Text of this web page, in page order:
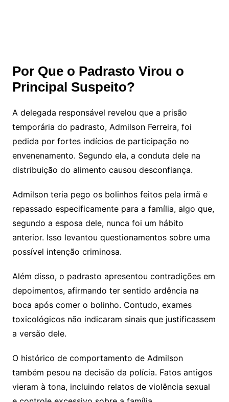
Por Que o Padrasto Virou o
Principal Suspeito?
A delegada responsável revelou que a prisão
temporária do padrasto, Admilson Ferreira, foi
pedida por fortes indícios de participação no
envenenamento. Segundo ela, a conduta dele na
distribuição do alimento causou desconfiança.
Admilson teria pego os bolinhos feitos pela irmã e
repassado especificamente para a família, algo que,
segundo a esposa dele, nunca foi um hábito
anterior. Isso levantou questionamentos sobre uma
possível intenção criminosa.
Além disso, o padrasto apresentou contradições em
depoimentos, afirmando ter sentido ardência na
boca após comer o bolinho. Contudo, exames
toxicológicos não indicaram sinais que justificassem
a versão dele.
O histórico de comportamento de Admilson
também pesou na decisão da polícia. Fatos antigos
vieram à tona, incluindo relatos de violência sexual